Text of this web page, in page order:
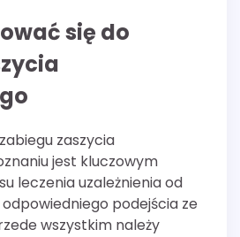
się do
zaszycia
jest kluczowym
leczenia uzależnienia od
podejścia ze
wszystkim należy